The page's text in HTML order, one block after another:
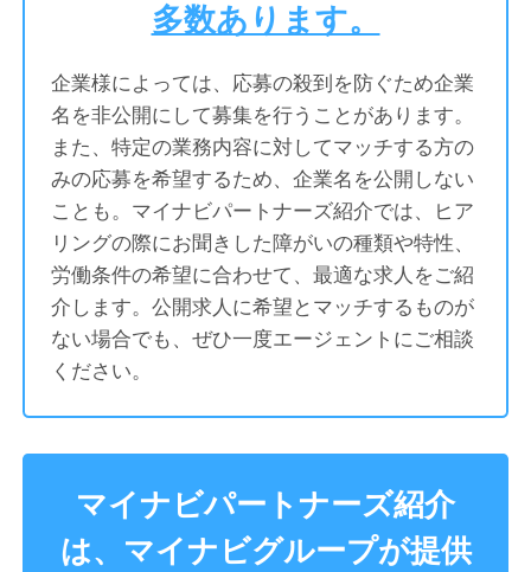
多数あります。
企業様によっては、応募の殺到を防ぐため企業
名を非公開にして募集を行うことがあります。
また、特定の業務内容に対してマッチする方の
みの応募を希望するため、企業名を公開しない
ことも。マイナビパートナーズ紹介では、ヒア
リングの際にお聞きした障がいの種類や特性、
労働条件の希望に合わせて、最適な求人をご紹
介します。公開求人に希望とマッチするものが
ない場合でも、ぜひ一度エージェントにご相談
ください。
マイナビパートナーズ紹介
は、マイナビグループが提供